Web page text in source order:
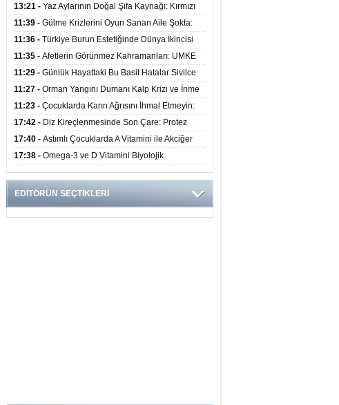
Görünümlü Ünitesi Hastalara Umut Oluyor
13:21 - Yaz Aylarının Doğal Şifa Kaynağı: Kırmızı
Meyveler Bağışıklığı ve Kalbi Koruyor
11:39 - Gülme Krizlerini Oyun Sanan Aile Şokta:
3,5 Yaşındaki Çocuk 8 Kez Felç Geçirdi
11:36 - Türkiye Burun Estetiğinde Dünya İkincisi
Oldu
11:35 - Afetlerin Görünmez Kahramanları: UMKE
Dev Kadrosuyla Görev Başında
11:29 - Günlük Hayattaki Bu Basit Hatalar Sivilce
Oluşumunu Tetikliyor
11:27 - Orman Yangını Dumanı Kalp Krizi ve İnme
Riskini Artırıyor
11:23 - Çocuklarda Karın Ağrısını İhmal Etmeyin:
Apandisit Habercisi Olabilir
17:42 - Diz Kireçlenmesinde Son Çare: Protez
Ameliyatı İle Yaşam Kalitesi Artıyor
17:40 - Astımlı Çocuklarda A Vitamini ile Akciğer
Hacmi Arasında Bağlantı Bulundu
17:38 - Omega-3 ve D Vitamini Biyolojik
Yaşlanmayı Yavaşlatabilir
EDİTÖRÜN SEÇTİKLERİ